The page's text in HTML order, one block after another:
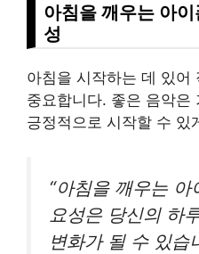
아침을 깨우는 아
성
아침을 시작하는 데 있어
중요합니다. 좋은 음악은
긍정적으로 시작할 수 있
“아침을 깨우는
요성은 당신의 하
변화가 될 수 있습